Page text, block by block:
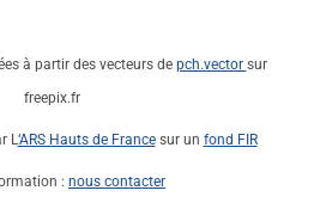
à partir des vecteurs de pch.vector sur
freepix.fr
L‘ARS Hauts de Francesur un fond FIR
: nous contacter